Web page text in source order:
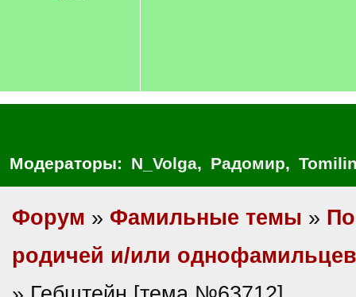
Модераторы: N_Volga, Радомир,
Форум » Фамильные темы »
родичей и/или однофамильцев